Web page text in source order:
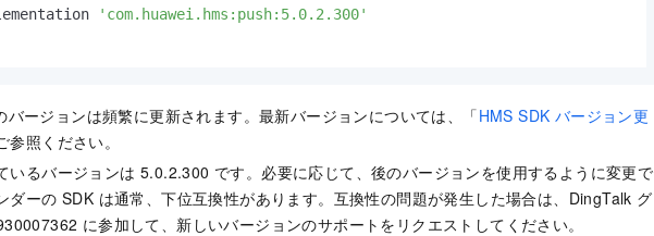
'com.huawei.hms:push:5.0.2.300'
バージョンは頻繁に更新されます。最新バージョンについては、「HMS SDK バージョン更
参照ください。
いるバージョンは 5.0.2.300 です。必要に応じて、後のバージョンを使用するように変更で
ダーの SDK は通常、下位互換性があります。互換性の問題が発生した場合は、DingTalk グ
に参加して、新しいバージョンのサポートをリクエストしてください。